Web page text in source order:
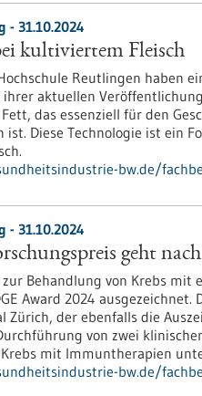
- 31.10.2024
kultiviertem Fleisch
Reutlingen haben
ihrer aktuellen
das essenziell für den
ist. Diese Technologie ist ein
bw.de/
- 31.10.2024
geht
Behandlung von Krebs mit
Award 2024
Zürich, der ebenfalls die
von zwei
mit Immuntherapien
bw.de/